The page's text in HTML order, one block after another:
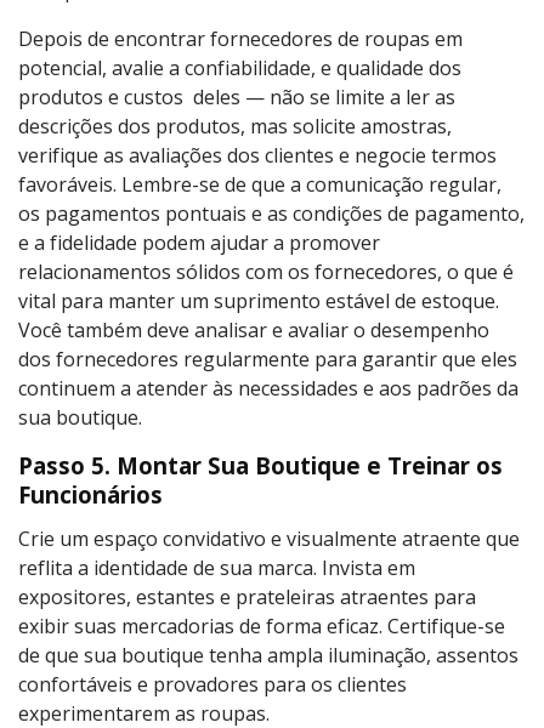
Depois de encontrar fornecedores de roupas em
potencial, avalie a confiabilidade, e qualidade dos
produtos e custos deles — não se limite a ler as
descrições dos produtos, mas solicite amostras,
verifique as avaliações dos clientes e negocie termos
favoráveis. Lembre-se de que a comunicação regular,
os pagamentos pontuais e as condições de pagamento,
e a fidelidade podem ajudar a promover
relacionamentos sólidos com os fornecedores, o que é
vital para manter um suprimento estável de estoque.
Você também deve analisar e avaliar o desempenho
dos fornecedores regularmente para garantir que eles
continuem a atender às necessidades e aos padrões da
sua boutique.
Passo 5. Montar Sua Boutique e Treinar os
Funcionários
Crie um espaço convidativo e visualmente atraente que
reflita a identidade de sua marca. Invista em
expositores, estantes e prateleiras atraentes para
exibir suas mercadorias de forma eficaz. Certifique-se
de que sua boutique tenha ampla iluminação, assentos
confortáveis e provadores para os clientes
experimentarem as roupas.